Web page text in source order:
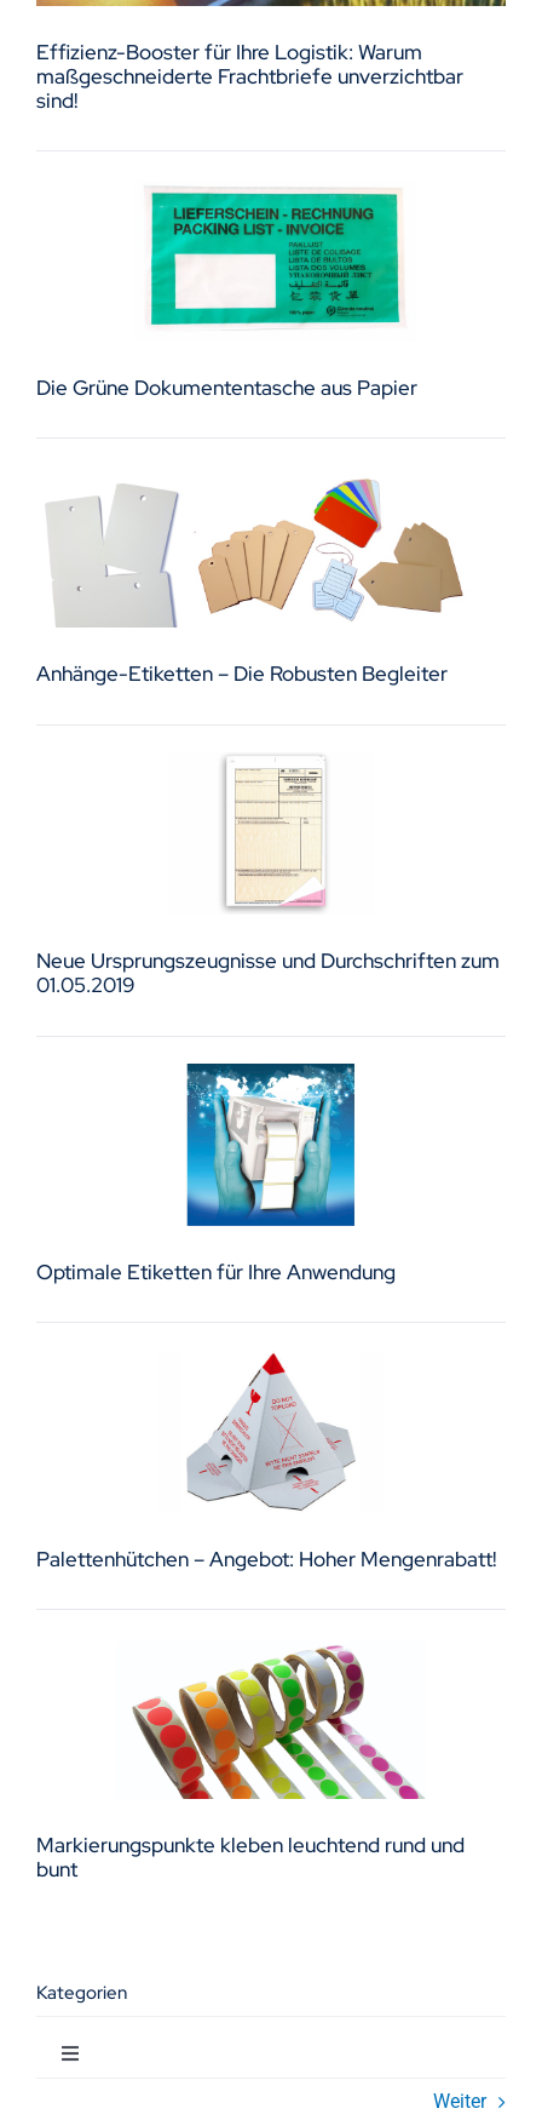
Effizienz-Booster für Ihre Logistik: Warum
maßgeschneiderte Frachtbriefe unverzichtbar
sind!
Die Grüne Dokumententasche aus Papier
Anhänge-Etiketten – Die Robusten Begleiter
Neue Ursprungszeugnisse und Durchschriften zum
01.05.2019
Optimale Etiketten für Ihre Anwendung
Palettenhütchen – Angebot: Hoher Mengenrabatt!
Markierungspunkte kleben leuchtend rund und
bunt
Kategorien
Toggle
Weiter